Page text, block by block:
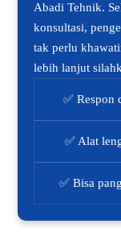
Abadi Tehnik.
konsultasi,
tak perlu
lebih lanjut
✅ Respon
✅ Alat
✅ Bisa